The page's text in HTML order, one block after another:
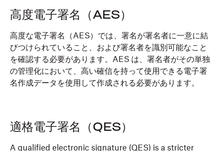
高度電子署名（AES）
高度な電子署名（AES）では、署名が署名者に一意に結
びつけられていること、および署名者を識別可能なこと
を確認する必要があります。AES は、署名者がその単独
の管理化において、高い確信を持って使用できる電子署
名作成データを使用して作成される必要があります。
適格電子署名（QES）
A qualified electronic signature (QES) is a stricter